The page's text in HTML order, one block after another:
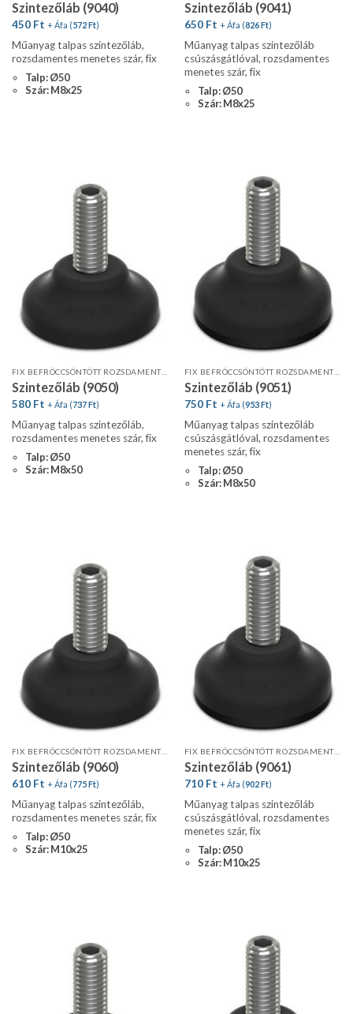
Szintezőláb (9040)
450 Ft + Áfa (572Ft)
Műanyag talpas szintezőláb,
rozsdamentes menetes szár, fix
Talp: Ø50
Szár: M8x25
Szintezőláb (9041)
650 Ft + Áfa (826Ft)
Műanyag talpas szintezőláb
csúszásgátlóval, rozsdamentes
menetes szár, fix
Talp: Ø50
Szár: M8x25
FIX BEFRÖCCSÖNTÖTT ROZSDAMENTES MENETES SZÁR
Szintezőláb (9050)
580 Ft + Áfa (737Ft)
Műanyag talpas szintezőláb,
rozsdamentes menetes szár, fix
Talp: Ø50
Szár: M8x50
FIX BEFRÖCCSÖNTÖTT ROZSDAMENTES MENETES SZÁR
Szintezőláb (9051)
750 Ft + Áfa (953Ft)
Műanyag talpas szintezőláb
csúszásgátlóval, rozsdamentes
menetes szár, fix
Talp: Ø50
Szár: M8x50
FIX BEFRÖCCSÖNTÖTT ROZSDAMENTES MENETES SZÁR
Szintezőláb (9060)
610 Ft + Áfa (775Ft)
Műanyag talpas szintezőláb,
rozsdamentes menetes szár, fix
Talp: Ø50
Szár: M10x25
FIX BEFRÖCCSÖNTÖTT ROZSDAMENTES MENETES SZÁR
Szintezőláb (9061)
710 Ft + Áfa (902Ft)
Műanyag talpas szintezőláb
csúszásgátlóval, rozsdamentes
menetes szár, fix
Talp: Ø50
Szár: M10x25